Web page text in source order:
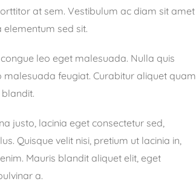
at sem. Vestibulum ac diam sit amet
elementum sed sit.
leo eget malesuada. Nulla quis
malesuada feugiat. Curabitur aliquet quam
justo, lacinia eget consectetur sed,
Quisque velit nisi, pretium ut lacinia in,
Mauris blandit aliquet elit, eget
a.